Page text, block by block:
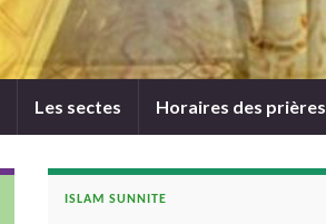
Les sectes Horaires des prières
ISLAM SUNNITE